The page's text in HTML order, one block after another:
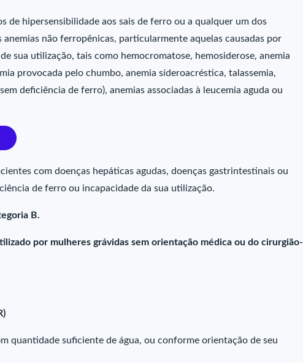
de hipersensibilidade aos sais de ferro ou a qualquer um dos
não ferropênicas, particularmente aquelas causadas por
sua utilização, tais como hemocromatose, hemosiderose, anemia
provocada pelo chumbo, anemia síderoacréstica, talassemia,
deficiência de ferro), anemias associadas à leucemia aguda ou
com doenças hepáticas agudas, doenças gastrintestinais ou
de ferro ou incapacidade da sua utilização.
B.
por mulheres grávidas sem orientação médica ou do cirurgião-
quantidade suficiente de água, ou conforme orientação de seu